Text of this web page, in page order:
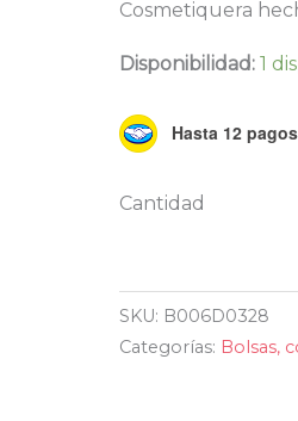
Cosmetiquera
Disponibilidad: 1
Hasta 12
SKU: B006D0328
Categorías: Bolsas,